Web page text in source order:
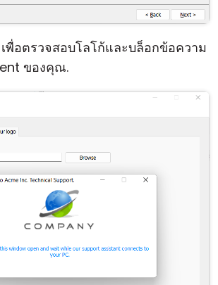
เพื่อตรวจสอบโลโก้และบล็อกข้อความ
ของคุณ.